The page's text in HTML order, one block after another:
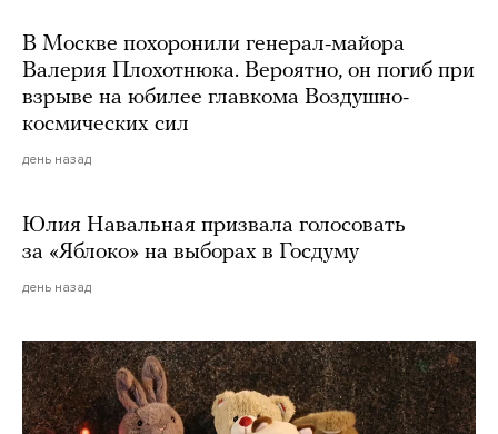
В Москве похоронили генерал-майора
Валерия Плохотнюка. Вероятно, он погиб при
взрыве на юбилее главкома Воздушно-
космических сил
день назад
Юлия Навальная призвала голосовать
за «Яблоко» на выборах в Госдуму
день назад